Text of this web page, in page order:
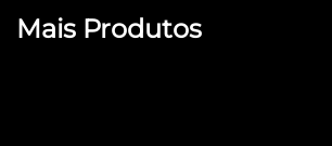
Mais Produtos